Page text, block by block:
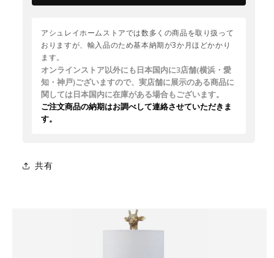
アシュレイホームストアでは数多くの商品を取り扱って
おりますが、輸入品のため基本納期が3か月ほどかかり
ます。
オンラインストア以外にも日本国内に3店舗(横浜・愛
知・神戸)ございますので、実店舗に展示のある商品に
関しては日本国内に在庫がある場合もございます。
ご注文商品の納期はお調べして連絡させていただきま
す。
共有